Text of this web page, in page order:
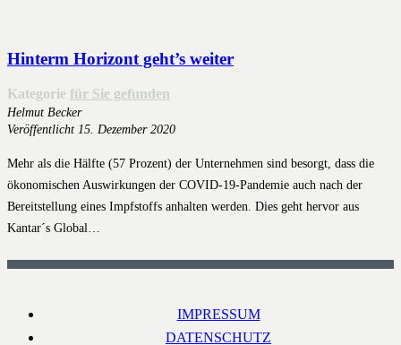
Hinterm Horizont geht’s weiter
Kategorie für Sie gefunden
Helmut Becker
Veröffentlicht 15. Dezember 2020
Mehr als die Hälfte (57 Prozent) der Unternehmen sind besorgt, dass die
ökonomischen Auswirkungen der COVID-19-Pandemie auch nach der
Bereitstellung eines Impfstoffs anhalten werden. Dies geht hervor aus
Kantar´s Global…
IMPRESSUM
DATENSCHUTZ